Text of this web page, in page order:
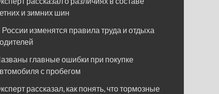
и зимних шин
России изменятся правила труда и отдыха
главные ошибки при покупке
с пробегом
рассказал, как понять, что тормозные